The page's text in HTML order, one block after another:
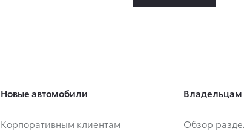
Новые автомобили
Корпоративным клиентам
Владельцам
Обзор